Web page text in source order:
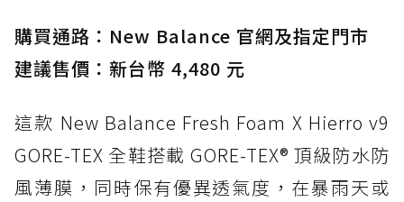
購買通路：New Balance 官網及指定門市
建議售價：新台幣 4,480 元
這款 New Balance Fresh Foam X Hierro v9
GORE-TEX 全鞋搭載 GORE-TEX® 頂級防水防
風薄膜，同時保有優異透氣度，在暴雨天或